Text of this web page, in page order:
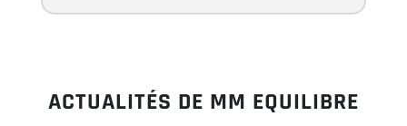
ACTUALITÉS DE MM EQUILIBRE